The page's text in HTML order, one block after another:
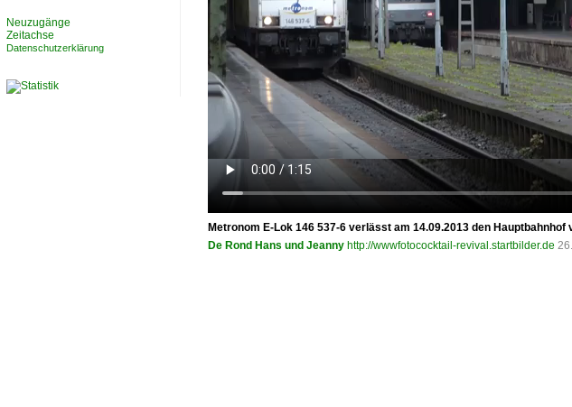
Metronom E-Lok 146 537-6 verlässt am 14.09.2013 den
De Rond Hans und Jeanny http://wwwfotococktail-revival.startbilder.de
Neuzugänge
Zeitachse
Datenschutzerklärung